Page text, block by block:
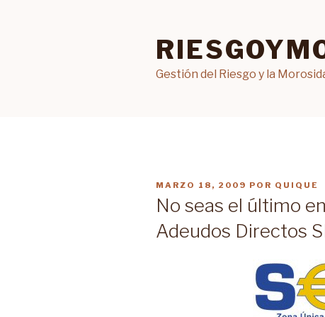
Gestión del Riesgo y la
PUBLICADO
EN
MARZO 18, 2009 POR QUIQUE
No seas el último
Adeudos Directos